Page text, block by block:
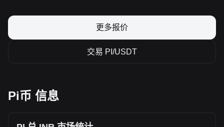
更多报价
交易 PI/USDT
Pi币 信息